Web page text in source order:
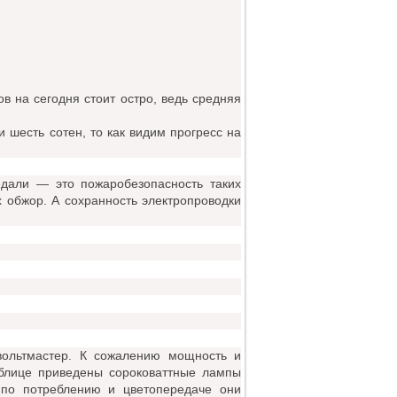
на сегодня стоит остро, ведь средняя
шесть сотен, то как видим прогресс на
— это пожаробезопасность таких
А сохранность электропроводки
К сожалению мощность и
приведены сороковаттные лампы
потреблению и цветопередаче они